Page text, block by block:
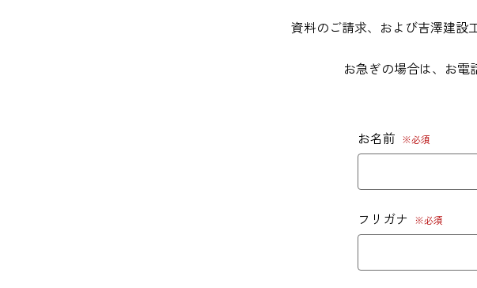
資料のご請求、および吉澤建設
お急ぎの場合は、お電
お名前 ※必須
フリガナ ※必須